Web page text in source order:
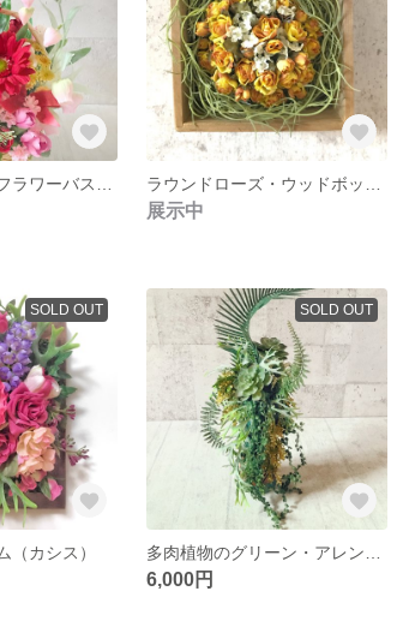
展示中
SOLD OUT
（カシス）
SOLD OUT
6,000円